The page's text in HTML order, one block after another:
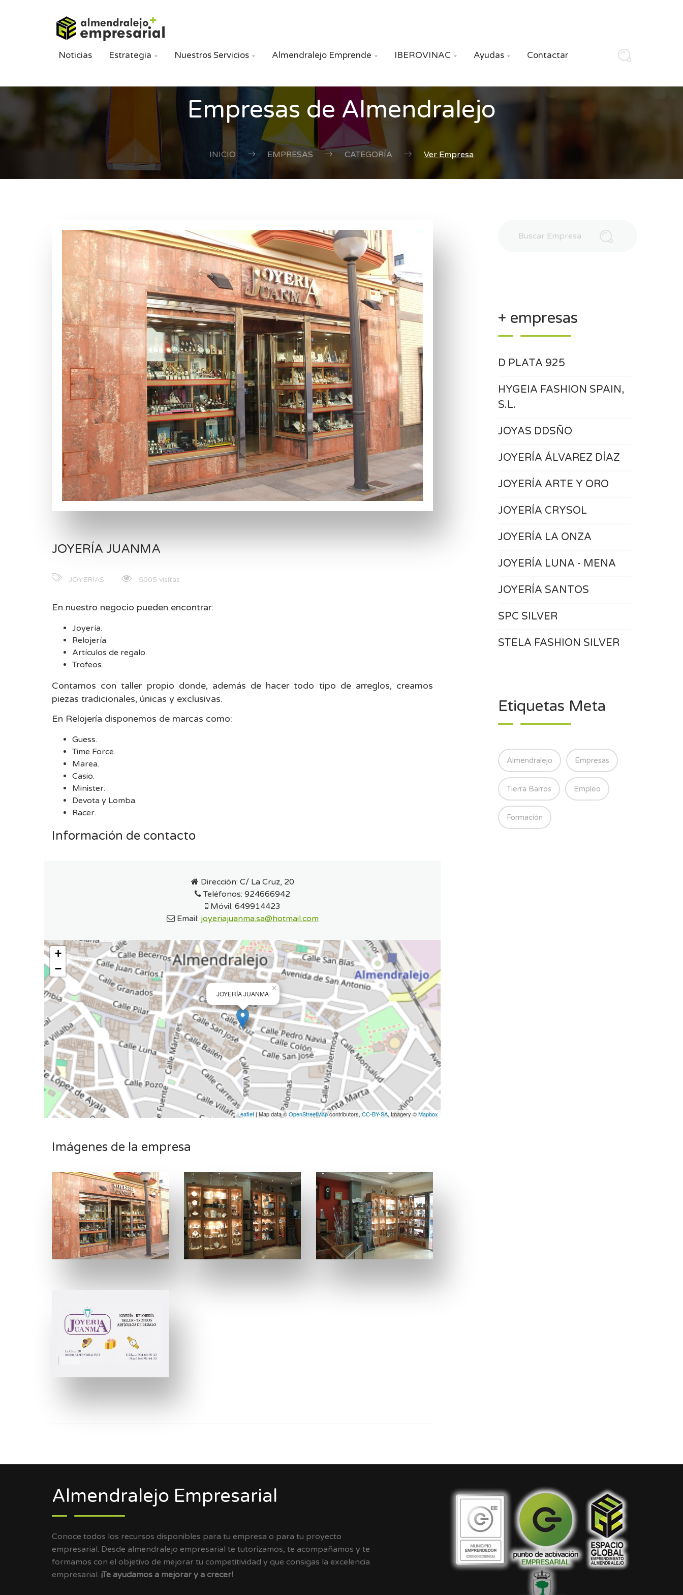
Noticias Estrategia  Nuestros Servicios  Almendralejo Emprende  IBEROVINAC  Ayudas  Contactar
Empresas de Almendralejo
INICIO EMPRESAS CATEGORÍA Ver Empresa
JOYERÍA JUANMA
JOYERÍAS 5005 visitas
En nuestro negocio pueden encontrar:
Joyería.
Relojería.
Artículos de regalo.
Trofeos.
Contamos con taller propio donde, además de hacer todo tipo de arreglos, creamos
piezas tradicionales, únicas y exclusivas.
En Relojería disponemos de marcas como:
Guess.
Time Force.
Marea.
Casio.
Minister.
Devota y Lomba.
Racer.
Información de contacto
Dirección: C/ La Cruz, 20
Teléfonos: 924666942
Móvil: 649914423
Email: joyeriajuanma.sa@hotmail.com
JOYERÍA JUANMA
×
+
−
Leaflet | Map data ©OpenStreetMapcontributors, CC-BY-SA, Imagery ©Mapbox
Imágenes de la empresa
+ empresas
D PLATA 925
HYGEIA FASHION SPAIN,
S.L.
JOYAS DDSÑO
JOYERÍA ÁLVAREZ DÍAZ
JOYERÍA ARTE Y ORO
JOYERÍA CRYSOL
JOYERÍA LA ONZA
JOYERÍA LUNA - MENA
JOYERÍA SANTOS
SPC SILVER
STELA FASHION SILVER
Etiquetas Meta
Almendralejo Empresas
Tierra Barros Empleo
Formación
Almendralejo Empresarial
Conoce todos los recursos disponibles para tu empresa o para tu proyecto
empresarial. Desde almendralejo empresarial te tutorizamos, te acompañamos y te
formamos con el objetivo de mejorar tu competitividad y que consigas la excelencia
empresarial. ¡Te ayudamos a mejorar y a crecer!